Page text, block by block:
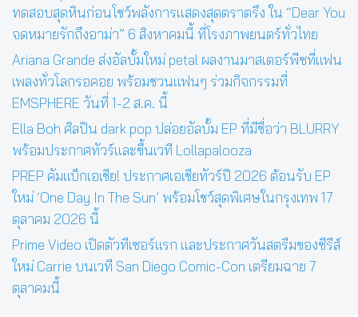
ทดสอบสุดหินก่อนโชว์พลังการแสดงสุดตราตรึง ใน “Dear You
จดหมายรักถึงอาม่า” 6 สิงหาคมนี้ ที่โรงภาพยนตร์ทั่วไทย
Ariana Grande ส่งอัลบั้มใหม่ petal ผลงานมาสเตอร์พีซที่แฟน
เพลงทั่วโลกรอคอย พร้อมชวนแฟนๆ ร่วมกิจกรรมที่
EMSPHERE วันที่ 1-2 ส.ค. นี้
Ella Boh ศิลปิน dark pop ปล่อยอัลบั้ม EP ที่มีชื่อว่า BLURRY
พร้อมประกาศทัวร์และขึ้นเวที Lollapalooza
PREP คัมแบ็กเอเชีย! ประกาศเอเชียทัวร์ปี 2026 ต้อนรับ EP
ใหม่ ‘One Day In The Sun’ พร้อมโชว์สุดพิเศษในกรุงเทพ 17
ตุลาคม 2026 นี้
Prime Video เปิดตัวทีเซอร์แรก และประกาศวันสตรีมของซีรีส์
ใหม่ Carrie บนเวที San Diego Comic-Con เตรียมฉาย 7
ตุลาคมนี้